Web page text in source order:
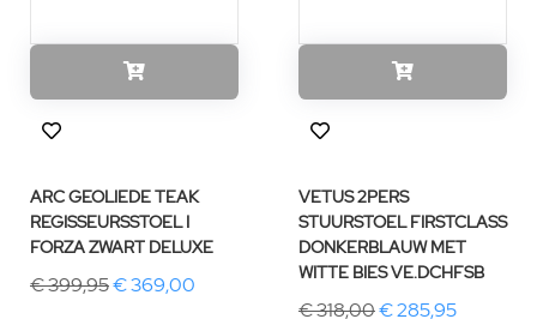
ARC GEOLIEDE TEAK
REGISSEURSSTOEL I
FORZA ZWART DELUXE
€ 399,95€ 369,00
VETUS 2PERS
STUURSTOEL FIRSTCLASS
DONKERBLAUW MET
WITTE BIES VE.DCHFSB
€ 318,00€ 285,95